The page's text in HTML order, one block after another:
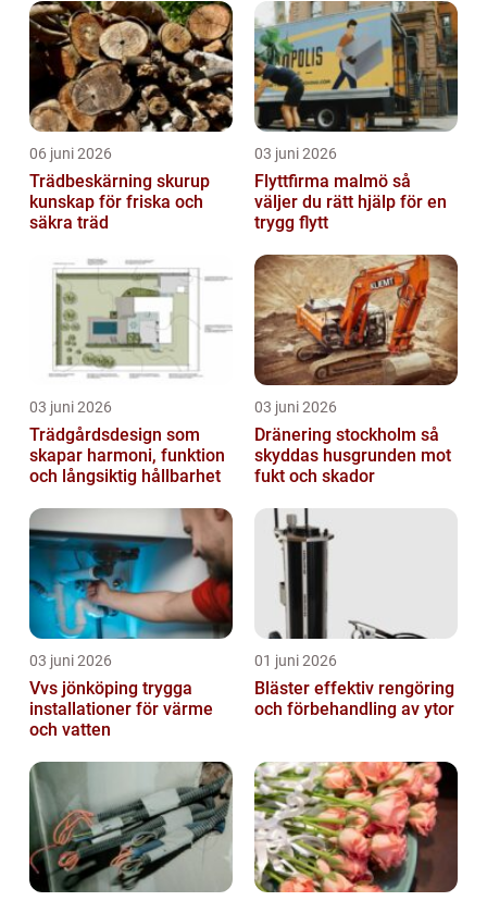
06 juni 2026
Trädbeskärning skurup
kunskap för friska och
säkra träd
03 juni 2026
Flyttfirma malmö så
väljer du rätt hjälp för en
trygg flytt
03 juni 2026
Trädgårdsdesign som
skapar harmoni, funktion
och långsiktig hållbarhet
03 juni 2026
Dränering stockholm så
skyddas husgrunden mot
fukt och skador
03 juni 2026
Vvs jönköping trygga
installationer för värme
och vatten
01 juni 2026
Bläster effektiv rengöring
och förbehandling av ytor